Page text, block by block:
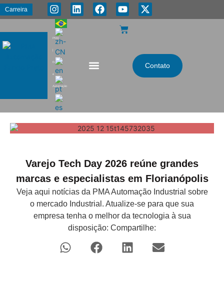
Carreira
PMA
Energia
e
Automação
Contato
Varejo Tech Day 2026 reúne grandes
marcas e especialistas em Florianópolis
Veja aqui notícias da PMA Automação Industrial sobre
o mercado Industrial. Atualize-se para que sua
empresa tenha o melhor da tecnologia à sua
disposição: Compartilhe: